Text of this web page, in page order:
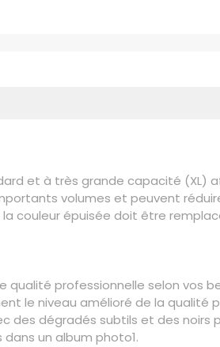
et à très grande capacité (XL)
volumes et peuvent
couleur épuisée doit être
professionnelle selon vos
le niveau amélioré de la qualité
des dégradés subtils et des noirs
un album photo1.